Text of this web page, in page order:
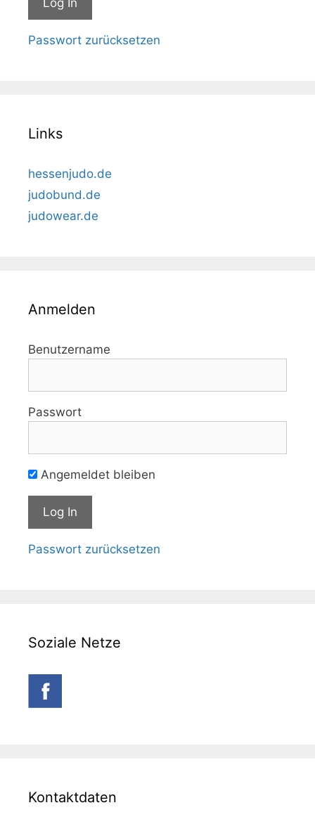
Passwort zurücksetzen
Links
hessenjudo.de
judobund.de
judowear.de
Anmelden
Benutzername
Passwort
Angemeldet bleiben
Passwort zurücksetzen
Soziale Netze
Kontaktdaten